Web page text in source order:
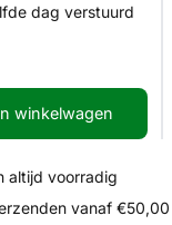
dag verstuurd
winkelwagen
altijd voorradig
vanaf €50,00